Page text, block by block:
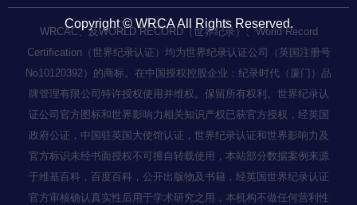
Copyright © WRCA All Rights Reserved.
WRCAC、及WORLD RECORD（世界纪录）、World Record
Certification（世界纪录认证）均为世界纪录认证公司（英国注册号
No10120392）的商标。在中国授权控股企业：纪录时代（厦门）品
牌管理有限公司特许授权使用并维权。保留所有权利。世界纪录认
证公司官方图标和世界影响力相关知识产权已获官方授权，经英国
政府公证，中国驻英国大使馆认证，世界纪录认证和世界影响力及
官方标识未经书面授权不可擅自转载使用，本站部分数据案例来源
于维基百科，百度百科，公开出版物及书籍，经英国世界纪录认证
官方审核确认真实性后用于学术研究之用，本机构不做任何营利性